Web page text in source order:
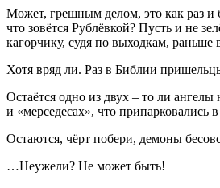
Может, грешным делом, это как раз и
что зовётся Рублёвкой? Пусть и не
кагорчику, судя по выходкам,
Хотя вряд ли. Раз в Библии
Остаётся одно из двух – то ли
и «мерседесах», что
Остаются, чёрт побери, демоны
…Неужели? Не может быть!